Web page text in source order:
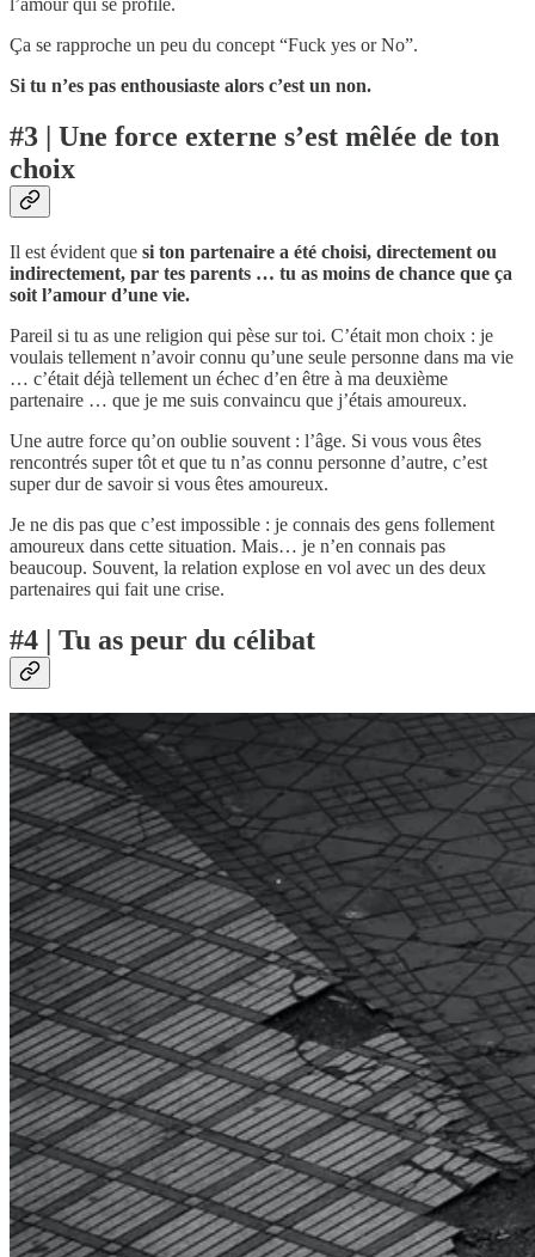
l’amour qui se profile.
Ça se rapproche un peu du concept “Fuck yes or No”.
Si tu n’es pas enthousiaste alors c’est un non.
#3 | Une force externe s’est mêlée de ton
choix
Il est évident que si ton partenaire a été choisi, directement ou
indirectement, par tes parents … tu as moins de chance que ça
soit l’amour d’une vie.
Pareil si tu as une religion qui pèse sur toi. C’était mon choix : je
voulais tellement n’avoir connu qu’une seule personne dans ma vie
… c’était déjà tellement un échec d’en être à ma deuxième
partenaire … que je me suis convaincu que j’étais amoureux.
Une autre force qu’on oublie souvent : l’âge. Si vous vous êtes
rencontrés super tôt et que tu n’as connu personne d’autre, c’est
super dur de savoir si vous êtes amoureux.
Je ne dis pas que c’est impossible : je connais des gens follement
amoureux dans cette situation. Mais… je n’en connais pas
beaucoup. Souvent, la relation explose en vol avec un des deux
partenaires qui fait une crise.
#4 | Tu as peur du célibat